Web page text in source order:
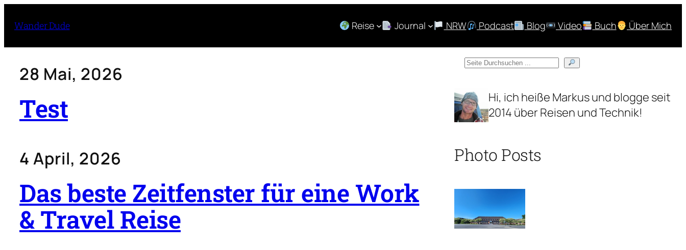
Wander Dude Reise Journal NRW Podcast Blog Video Buch Über Mich
28 Mai, 2026
Test
4 April, 2026
Das beste Zeitfenster für eine Work
& Travel Reise
S
c
h
e
Hi, ich heiße Markus und blogge seit
2014 über Reisen und Technik!
Photo Posts